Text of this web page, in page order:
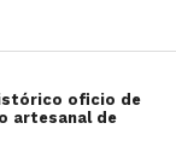
oficio de
artesanal de